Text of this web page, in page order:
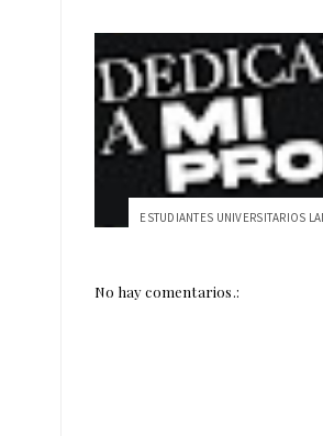
No hay comentarios.: